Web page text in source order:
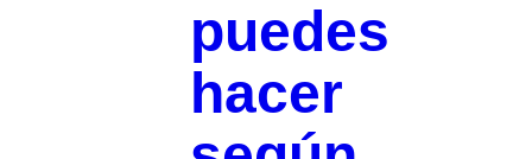
puedes
hacer